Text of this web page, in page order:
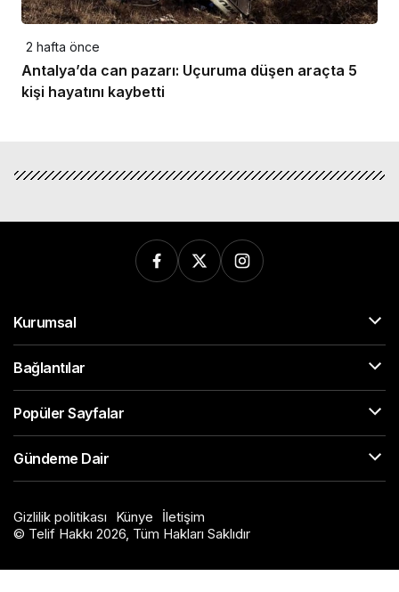
2 hafta önce
Antalya’da can pazarı: Uçuruma düşen araçta 5
kişi hayatını kaybetti
Kurumsal
Bağlantılar
Popüler Sayfalar
Gündeme Dair
Gizlilik politikası Künye
İletişim
© Telif Hakkı 2026, Tüm Hakları Saklıdır